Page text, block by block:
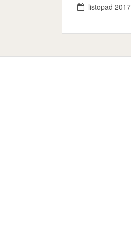
listopad 2017